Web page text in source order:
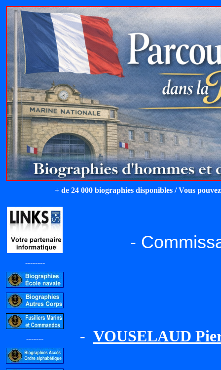
+ de 24 000 biographies disponibles / Vous
--------
-------
-
- VOUSELAUD